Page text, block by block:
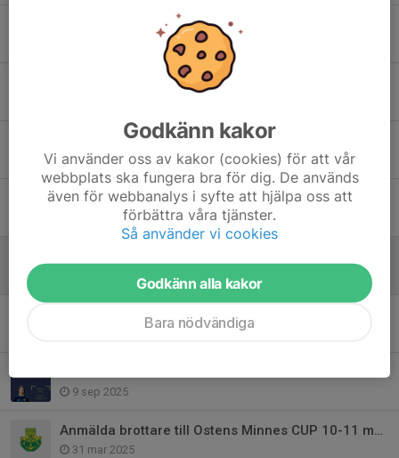
HERA REPRESENTERADE SVERIGE UNDER U17-EM!
Evelina 5:a på EM 2026!
U17-SM 2026 - Hera försvarade sitt guld!
16 mar, 17:26
U17-SM 2026 - silver till Sindre!
16 mar, 16:52
16 mar, 16:51
Svenska mästerskapen i brottning 2026!
9 sep 2025
Anmälda brottare till Ostens Minnes CUP 10-11 maj 2025
31 mar 2025
Godkänn kakor
Vi använder oss av kakor (cookies) för att vår
webbplats ska fungera bra för dig. De används
även för webbanalys i syfte att hjälpa oss att
förbättra våra tjänster.
Så använder vi cookies
Godkänn alla kakor
Bara nödvändiga